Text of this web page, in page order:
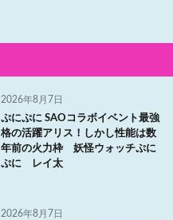
2026年8月7日
ぷにぷに SAOコラボイベント最強
格の活躍アリス！しかし性能は数
年前の火力枠 妖怪ウォッチぷに
ぷに レイ太
2026年8月7日